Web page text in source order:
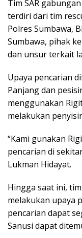
Tim SAR
terdiri dari tim
Polres Sumbawa,
Sumbawa, pihak
dan unsur terkait
Upaya pencarian
Panjang dan
menggunakan
melakukan
“Kami gunakan
pencarian di
Lukman Hidayat.
Hingga saat ini,
melakukan upaya
pencarian dapat
Sanusi dapat